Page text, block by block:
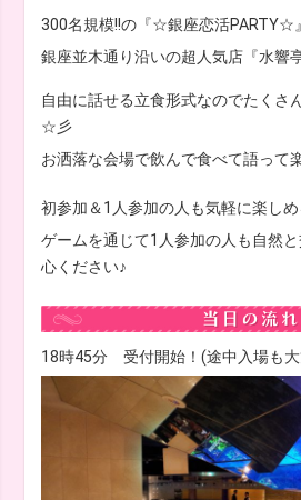
300名規模!!の『☆銀座恋活PARTY☆
銀座並木通り沿いの超人気店『水響
自由に話せる立食形式なのでたくさ
☆彡
お洒落な会場で飲んで食べて語って
初参加＆1人参加の人も気軽に楽しめ
ゲームを通じて1人参加の人も自然
心ください♪
18時45分 受付開始！(途中入場も大